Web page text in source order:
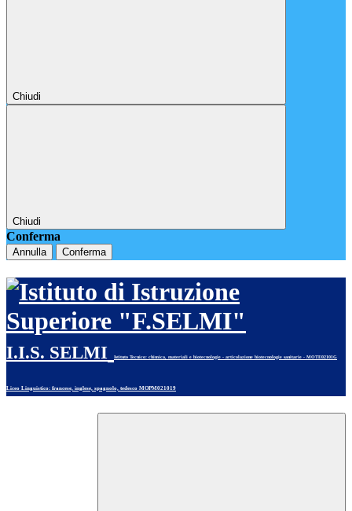
Chiudi
Chiudi
Conferma
Annulla Conferma
I.I.S. SELMI Istituto Tecnico: chimica, materiali e biotecnologie - articolazione biotecnologie sanitarie - MOTE02101G
Liceo Linguistico: francese, inglese, spagnolo, tedesco MOPM021019